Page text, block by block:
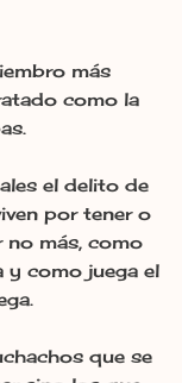
más
como la
el delito de
por tener o
no más, como
y como juega el
que se